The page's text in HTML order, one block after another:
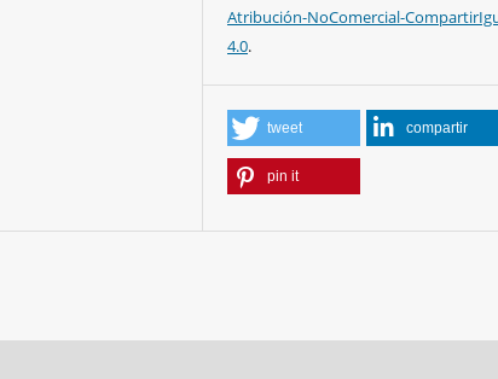
Atribución-NoComercial-
4.0.
tweet compartir
pin it